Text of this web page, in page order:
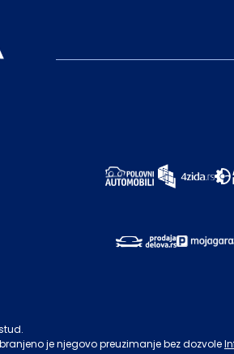
je njegovo preuzimanje bez dozvole